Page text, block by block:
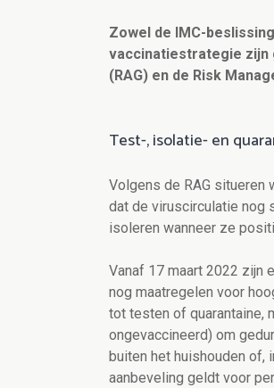
Zowel de IMC-
vaccinatiestrategie zijn
(RAG) en de Risk
Test-, isolatie- en
Volgens de RAG
dat de viruscirculatie nog
isoleren wanneer ze
Vanaf 17 maart 2022 zijn
nog maatregelen voor
tot testen of quarantaine,
ongevaccineerd) om
buiten het huishouden
aanbeveling geldt voor